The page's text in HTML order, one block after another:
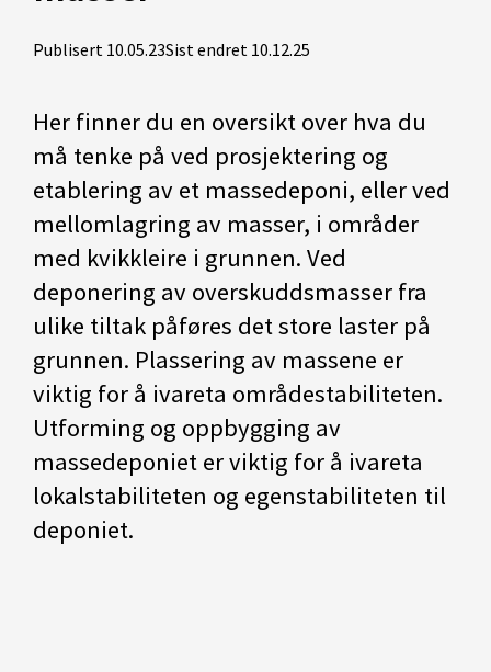
Publisert 10.05.23Sist endret 10.12.25
Her finner du en oversikt over hva du
må tenke på ved prosjektering og
etablering av et massedeponi, eller ved
mellomlagring av masser, i områder
med kvikkleire i grunnen. Ved
deponering av overskuddsmasser fra
ulike tiltak påføres det store laster på
grunnen. Plassering av massene er
viktig for å ivareta områdestabiliteten.
Utforming og oppbygging av
massedeponiet er viktig for å ivareta
lokalstabiliteten og egenstabiliteten til
deponiet.